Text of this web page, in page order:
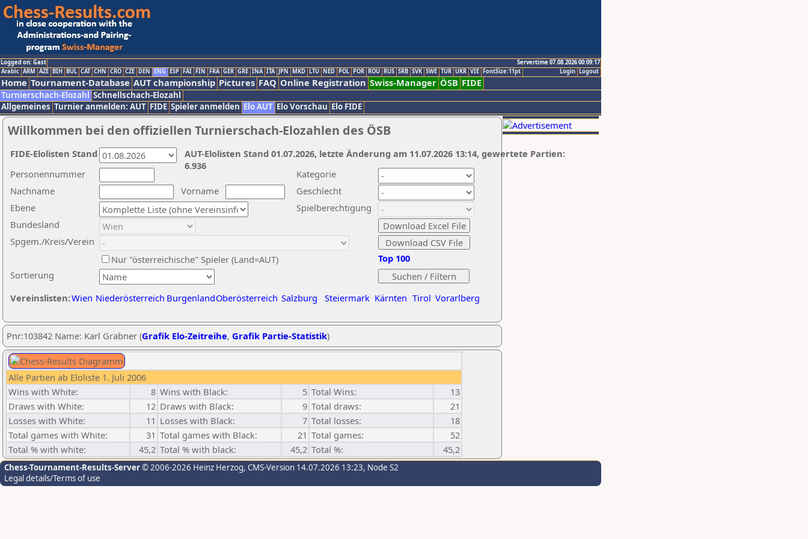
Logged on: Gast
Servertime 07.08.2026 00:09:17
Logout
Login
Arabic ARM AZE BIH BUL CAT CHN CRO CZE DEN ENG ESP FAI FIN FRA GER GRE INA ITA JPN MKD LTU NED POL POR ROU RUS SRB SVK SWE TUR UKR VIE FontSize:11pt
Home Tournament-Database AUT championship Pictures FAQ Online Registration Swiss-Manager ÖSB FIDE
Turnierschach-Elozahl Schnellschach-Elozahl
Allgemeines Turnier anmelden: AUT FIDE Spieler anmelden Elo AUT Elo Vorschau Elo FIDE
Willkommen bei den offiziellen Turnierschach-Elozahlen des ÖSB
Nachname
Vorname
Ebene
Kategorie
Sortierung
Personennummer
Bundesland
Spgem./Kreis/Verein
Geschlecht
Nur "österreichische" Spieler (Land=AUT)
Spielberechtigung
Vereinslisten:Wien Niederösterreich BurgenlandOberösterreich Salzburg Steiermark Kärnten Tirol Vorarlberg
Top 100
AUT-Elolisten Stand 01.07.2026, letzte Änderung am 11.07.2026 13:14, gewertete Partien:
6.936
FIDE-Elolisten Stand
Pnr:103842 Name: Karl Grabner (Grafik Elo-Zeitreihe, Grafik Partie-Statistik)
Alle Partien ab Eloliste 1. Juli 2006
Wins with White:
8 Wins with Black: 5 Total Wins:
13
Draws with White:
12 Draws with Black: 9 Total draws:
21
Losses with White:
11 Losses with Black: 7 Total losses:
18
Total games with White:
31 Total games with Black: 21 Total games:
52
Total % with white:
45,2 Total % with black: 45,2 Total %: 45,2
Chess-Tournament-Results-Server© 2006-2026 Heinz Herzog, CMS-Version 14.07.2026 13:23, Node S2
Legal details/Terms of use